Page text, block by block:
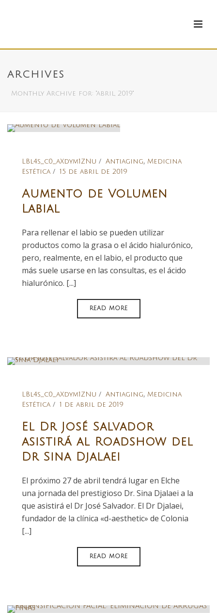
ARCHIVES
Monthly Archive for: "abril, 2019"
LBl4s_c0_aXdym1ZNu Antiaging, Medicina
Estética
15 de abril de 2019
Aumento de Volumen
Labial
Para rellenar el labio se pueden utilizar
productos como la grasa o el ácido hialurónico,
pero, realmente, en el labio, el producto que
más suele usarse en las consultas, es el ácido
hialurónico. [...]
READ MORE
LBl4s_c0_aXdym1ZNu Antiaging, Medicina
Estética
1 de abril de 2019
El Dr José Salvador
asistirá al Roadshow del
Dr Sina Djalaei
El próximo 27 de abril tendrá lugar en Elche
una jornada del prestigioso Dr. Sina Djalaei a la
que asistirá el Dr José Salvador. El Dr Djalaei,
fundador de la clínica «d-aesthetic» de Colonia
[...]
READ MORE